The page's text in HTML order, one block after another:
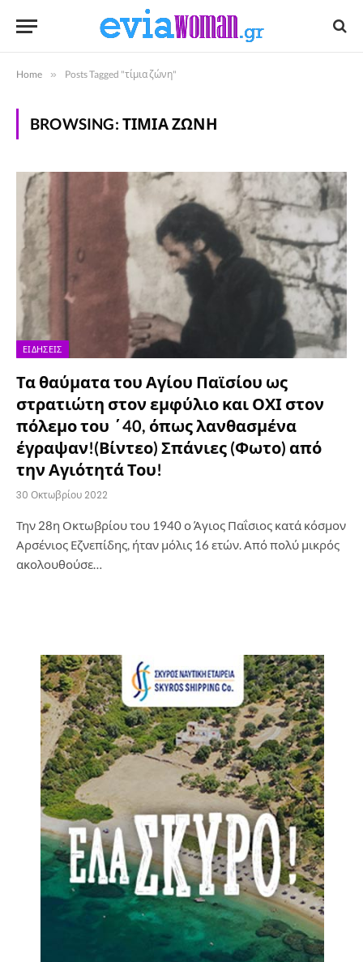
Home » Posts Tagged "τίμια ζώνη"
BROWSING: ΤΊΜΙΑ ΖΏΝΗ
ΕΙΔΉΣΕΙΣ
Τα θαύματα του Αγίου Παϊσίου ως
στρατιώτη στον εμφύλιο και ΟΧΙ στον
πόλεμο του ΄40, όπως λανθασμένα
έγραψαν!(Βίντεο) Σπάνιες (Φωτο) από
την Αγιότητά Του!
30 Οκτωβρίου 2022
Την 28η Οκτωβρίου του 1940 ο Άγιος Παΐσιος κατά κόσμον
Αρσένιος Εζνεπίδης, ήταν μόλις 16 ετών. Από πολύ μικρός
ακολουθούσε…